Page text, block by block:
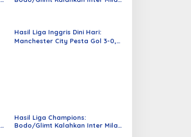
Hasil Liga Inggris Dini Hari:
Manchester City Pesta Gol 3-0,
Hasil Liga Champions:
Bodo/Glimt Kalahkan Inter Milan